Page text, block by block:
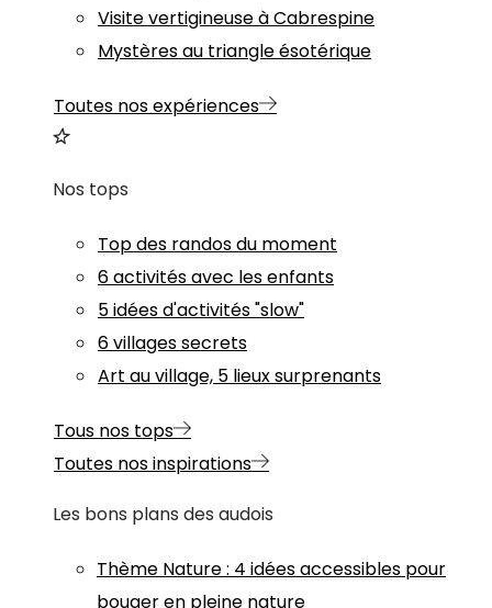
Visite vertigineuse à Cabrespine
Mystères au triangle ésotérique
Toutes nos expériences
Nos tops
Top des randos du moment
6 activités avec les enfants
5 idées d'activités "slow"
6 villages secrets
Art au village, 5 lieux surprenants
Tous nos tops
Toutes nos inspirations
Les bons plans des audois
Thème Nature: 4 idées accessibles pour
bouger en pleine nature